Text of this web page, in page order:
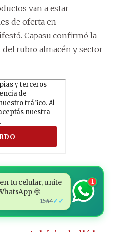
van a estar
de oferta en
Capasu confirmó la
del rubro almacén y sector
tu celular, unite
🤩
15:44✓✓
1